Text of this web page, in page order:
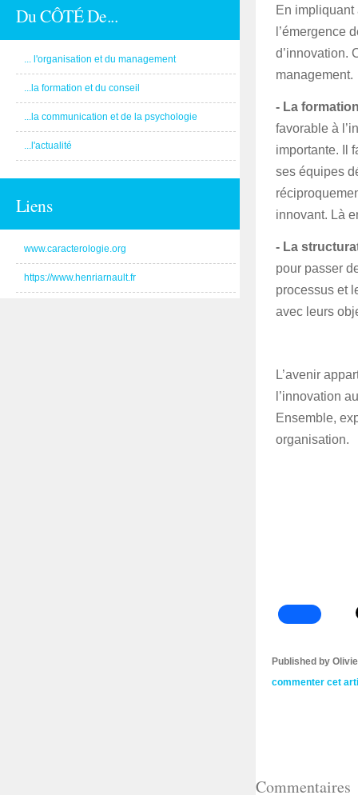
Du CÔTÉ De...
... l'organisation et du management
...la formation et du conseil
...la communication et de la psychologie
...l'actualité
Liens
www.caracterologie.org
https://www.henriarnault.fr
En
l’émergence
d’innovation.
management.
- La
favorable à
importante. Il
ses équipes
innovant. Là
- La
pour passer
processus et
avec leurs
L’avenir
l’innovation
Ensemble,
organisation.
Published by
commenter cet
Commentaires